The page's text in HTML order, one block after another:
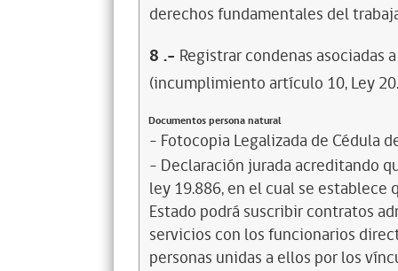
derechos fundamentales del
8 .- Registrar condenas asociadas
(incumplimiento artículo 10, Ley
Documentos persona natural
- Fotocopia Legalizada de Cédula
- Declaración jurada acreditando
ley 19.886, en el cual se
Estado podrá suscribir contratos
servicios con los funcionarios
personas unidas a ellos por los